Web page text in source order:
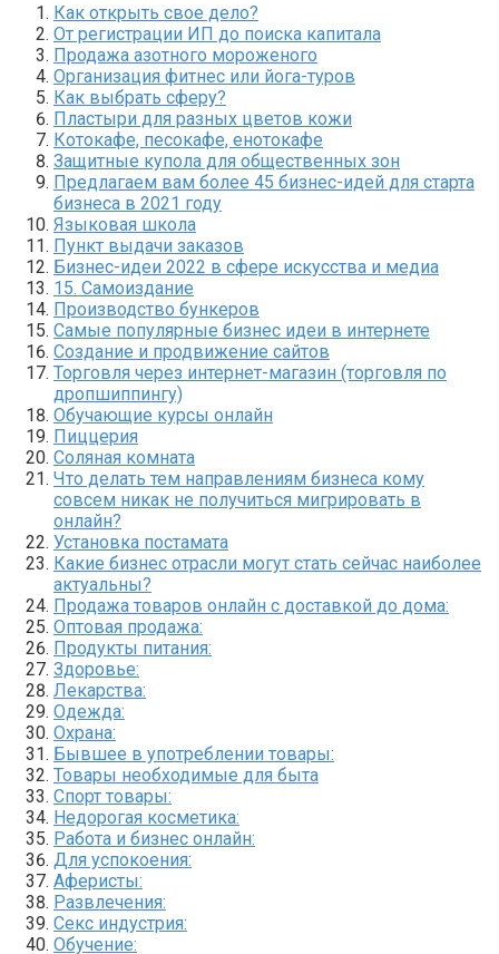
Как открыть свое дело?
От регистрации ИП до поиска капитала
Продажа азотного мороженого
Организация фитнес или йога-туров
Как выбрать сферу?
Пластыри для разных цветов кожи
Котокафе, песокафе, енотокафе
Защитные купола для общественных зон
Предлагаем вам более 45 бизнес-идей для старта
бизнеса в 2021 году
Языковая школа
Пункт выдачи заказов
Бизнес-идеи 2022 в сфере искусства и медиа
15. Самоиздание
Производство бункеров
Самые популярные бизнес идеи в интернете
Создание и продвижение сайтов
Торговля через интернет-магазин (торговля по
дропшиппингу)
Обучающие курсы онлайн
Пиццерия
Соляная комната
Что делать тем направлениям бизнеса кому
совсем никак не получиться мигрировать в
онлайн?
Установка постамата
Какие бизнес отрасли могут стать сейчас наиболее
актуальны?
Продажа товаров онлайн с доставкой до дома:
Оптовая продажа:
Продукты питания:
Здоровье:
Лекарства:
Одежда:
Охрана:
Бывшее в употреблении товары:
Товары необходимые для быта
Спорт товары:
Недорогая косметика:
Работа и бизнес онлайн:
Для успокоения:
Аферисты:
Развлечения:
Секс индустрия:
Обучение: